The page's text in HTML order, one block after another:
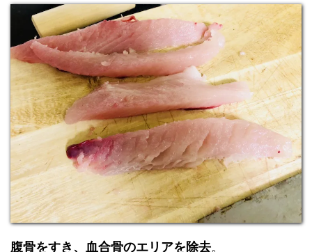
腹骨をすき、血合骨のエリアを除去。